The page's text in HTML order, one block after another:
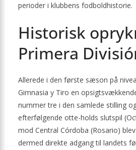
perioder i klubbens fodboldhistorie.
Historisk
Primera
Allerede i den første sæson på
Gimnasia y Tiro en
nummer tre i den samlede stilling
efterfølgende otte-holds slutspil
mod Central Córdoba (Rosario)
dermed direkte adgang til landets